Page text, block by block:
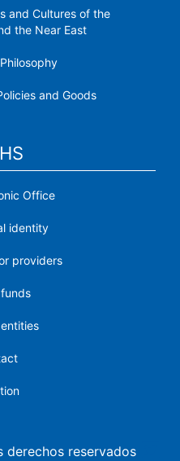
​​and Cultures of the
the Near East
and Goods
Office
identity
providers
funds
reservados